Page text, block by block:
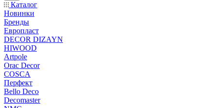
Каталог
Новинки
Бренды
Европласт
DECOR DIZAYN
HIWOOD
Artpole
Orac Decor
COSCA
Перфект
Bello Deco
Decomaster